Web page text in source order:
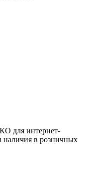
для интернет-
наличия в розничных